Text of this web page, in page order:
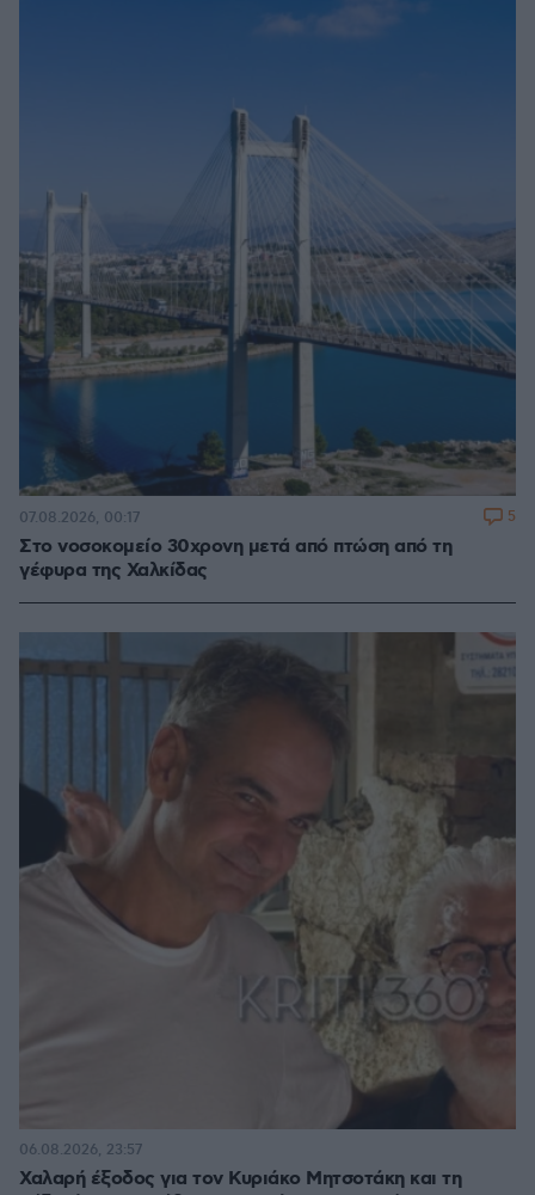
Στο νοσοκομείο 30χρονη μετά από πτώση από τη
γέφυρα της Χαλκίδας
07.08.2026, 00:17 5
Χαλαρή έξοδος για τον Κυριάκο Μητσοτάκη και τη
06.08.2026, 23:57